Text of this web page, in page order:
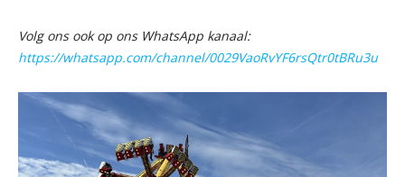
Volg ons ook op ons WhatsApp kanaal:
https://whatsapp.com/channel/0029VaoRvYF6rsQtr0tBRu3u